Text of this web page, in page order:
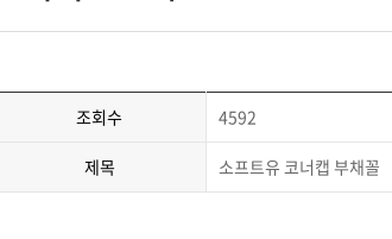
조회수 4592
제목 소프트유 코너캡 부채꼴